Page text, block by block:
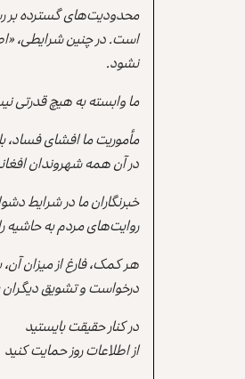
محدودیت‌های گسترده بر
است. در چنین شرایطی،
نشود.
ما وابسته به هیچ قدرتی
مأموریت ما افشای
در آن همه شهروندان
خبرنگاران ما در شرایط
روایت‌های مردم به حاشیه
هر کمک، فارغ از میزان
درخواست و تشویق
در کنار حقیقت بایستید
از اطلاعات روز حمایت کنید